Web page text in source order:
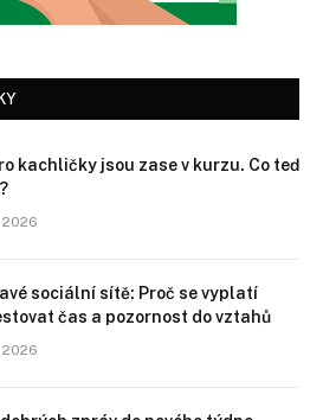
kachličky jsou zase v kurzu. Co teď
2026
sociální sítě: Proč se vyplatí
čas a pozornost do vztahů
2026